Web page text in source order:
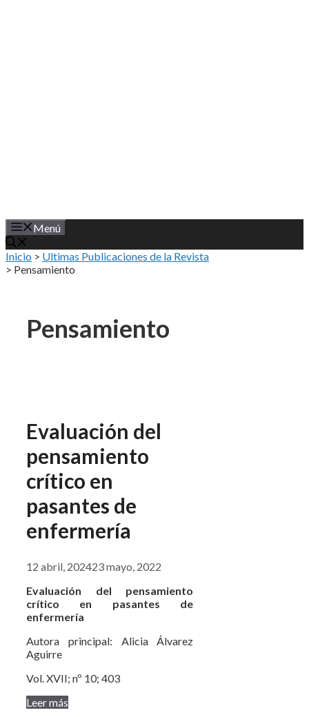
Menú
Inicio > Ultimas Publicaciones de la Revista
> Pensamiento
Pensamiento
Evaluación del
pensamiento
crítico en
pasantes de
enfermería
12 abril, 202423 mayo, 2022
Evaluación del pensamiento
crítico en pasantes de
enfermería
Autora principal: Alicia Álvarez
Aguirre
Vol. XVII; nº 10; 403
Leer más